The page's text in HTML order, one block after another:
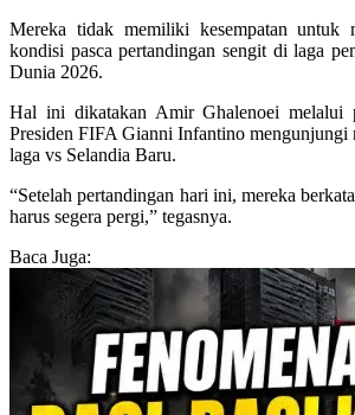
Mereka tidak memiliki kesempatan untuk
kondisi pasca pertandingan sengit di laga
Dunia 2026.
Hal ini dikatakan Amir Ghalenoei melalui
Presiden FIFA Gianni Infantino mengunjungi
laga vs Selandia Baru.
“Setelah pertandingan hari ini, mereka
harus segera pergi,” tegasnya.
Baca Juga: